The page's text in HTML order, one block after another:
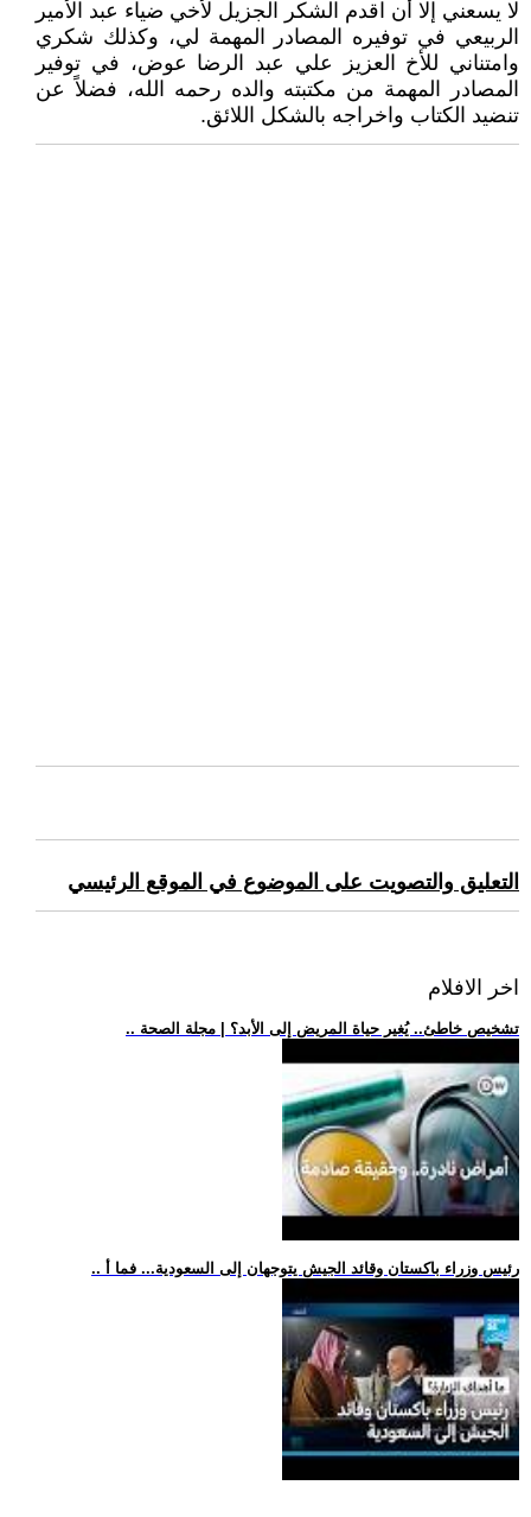
لا يسعني إلا أن اقدم الشكر الجزيل لأخي ضياء عبد الأمير
الربيعي في توفيره المصادر المهمة لي، وكذلك شكري
وامتناني للأخ العزيز علي عبد الرضا عوض، في توفير
المصادر المهمة من مكتبته والده رحمه الله، فضلاً عن
تنضيد الكتاب واخراجه بالشكل اللائق.
التعليق والتصويت على الموضوع في الموقع الرئيسي
اخر الافلام
.. تشخيص خاطئ.. يُغير حياة المريض إلى الأبد؟ | مجلة الصحة
.. رئيس وزراء باكستان وقائد الجيش يتوجهان إلى السعودية... فما أ